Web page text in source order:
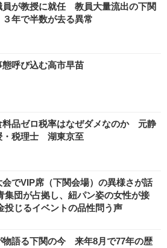
員が教授に就任 教員大量流出の下関
年で半数が去る異常
呼び込む高市早苗
料品ゼロ税率はなぜダメなのか 元静
・税理士 湖東京至
でVIP席（下関会場）の異様さが話
集団が占拠し、紐パン姿の女性が接
じるイベントの品性問う声
物語る下関の今 来年8月で77年の歴